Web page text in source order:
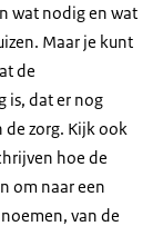
wat nodig en wat
Maar je kunt
de
is, dat er nog
zorg. Kijk ook
hoe de
om naar een
van de